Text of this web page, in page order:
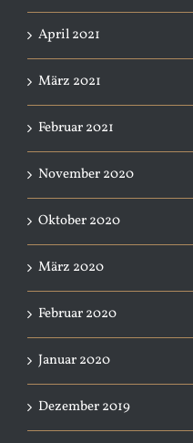
April 2021
März 2021
Februar 2021
November 2020
Oktober 2020
März 2020
Februar 2020
Januar 2020
Dezember 2019